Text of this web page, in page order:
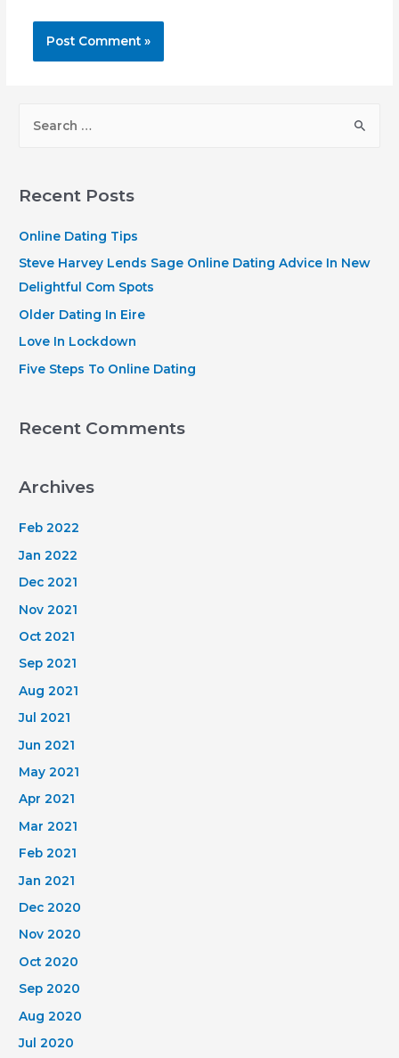
r
h
f
o
r
Recent Posts
Online Dating Tips
Steve Harvey Lends Sage Online Dating Advice In New
Delightful Com Spots
Older Dating In Eire
Love In Lockdown
Five Steps To Online Dating
Recent Comments
Archives
Feb 2022
Jan 2022
Dec 2021
Nov 2021
Oct 2021
Sep 2021
Aug 2021
Jul 2021
Jun 2021
May 2021
Apr 2021
Mar 2021
Feb 2021
Jan 2021
Dec 2020
Nov 2020
Oct 2020
Sep 2020
Aug 2020
Jul 2020